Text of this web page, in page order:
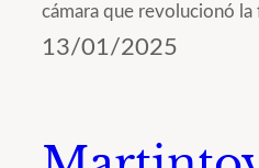
cámara que revolucionó
13/01/2025